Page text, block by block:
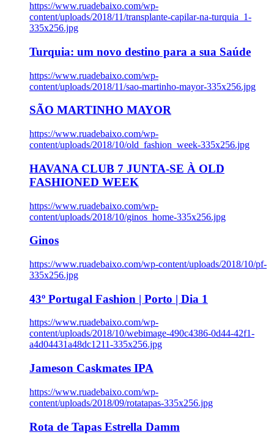
https://www.ruadebaixo.com/wp-
content/uploads/2018/11/transplante-capilar-na-turquia_1-
335x256.jpg
Turquia: um novo destino para a sua Saúde
https://www.ruadebaixo.com/wp-
content/uploads/2018/11/sao-martinho-mayor-335x256.jpg
SÃO MARTINHO MAYOR
https://www.ruadebaixo.com/wp-
content/uploads/2018/10/old_fashion_week-335x256.jpg
HAVANA CLUB 7 JUNTA-SE À OLD
FASHIONED WEEK
https://www.ruadebaixo.com/wp-
content/uploads/2018/10/ginos_home-335x256.jpg
Ginos
https://www.ruadebaixo.com/wp-content/uploads/2018/10/pf-
335x256.jpg
43º Portugal Fashion | Porto | Dia 1
https://www.ruadebaixo.com/wp-
content/uploads/2018/10/webimage-490c4386-0d44-42f1-
a4d04431a48dc1211-335x256.jpg
Jameson Caskmates IPA
https://www.ruadebaixo.com/wp-
content/uploads/2018/09/rotatapas-335x256.jpg
Rota de Tapas Estrella Damm